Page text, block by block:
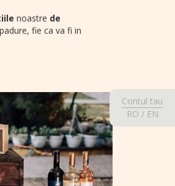
Contul tau
RO / EN
noastre de
fie ca va fi in